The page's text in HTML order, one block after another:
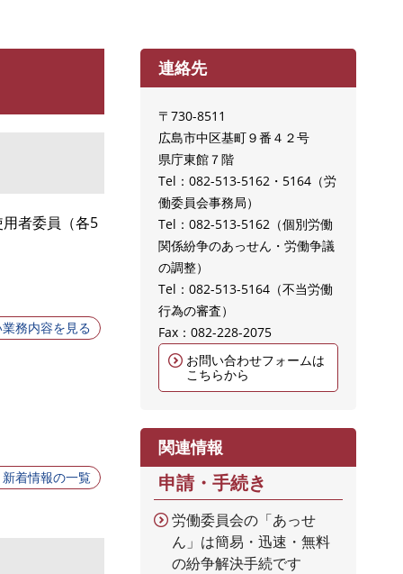
者委員（各5
務内容を見る
新着情報の一覧
連絡先
〒730-8511
広島市中区基町９番４２号
県庁東館７階
Tel：082-513-5162・5164
労
働委員会事務局
Tel：082-513-5162
個別労働
関係紛争のあっせん・労働争議
の調整
Tel：082-513-5164
不当労働
行為の審査
Fax：082-228-2075
お問い合わせフォームは
こちらから
関連情報
申請・手続き
労働委員会の「あっせ
ん」は簡易・迅速・無料
の紛争解決手続です